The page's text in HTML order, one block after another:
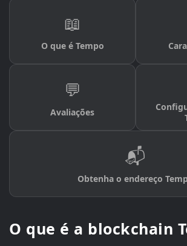
📖
O que é Tempo
💬
Avaliações
📬
Obtenha o endereço
O que é a blockchain